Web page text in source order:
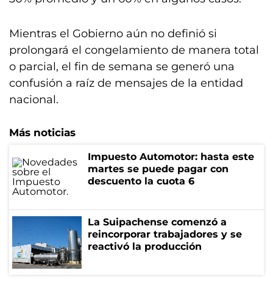
Mientras el Gobierno aún no definió si
prolongará el congelamiento de manera total
o parcial, el fin de semana se generó una
confusión a raíz de mensajes de la entidad
nacional.
Más noticias
Impuesto Automotor: hasta este
martes se puede pagar con
descuento la cuota 6
La Suipachense comenzó a
reincorporar trabajadores y se
reactivó la producción